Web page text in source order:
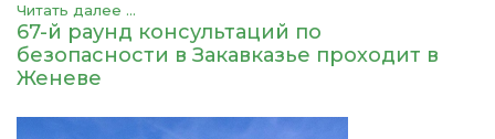
Читать далее ...
67-й раунд консультаций по
безопасности в Закавказье проходит в
Женеве